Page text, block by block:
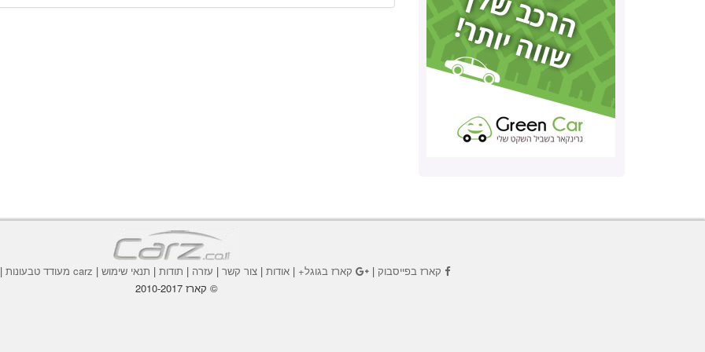
קארז בפייסבוק | קארז בגוגל+ | אודות | צור קשר | עזרה | תודות | תנאי שימוש | carz מעודד טבעונות |
© קארז 2010-2017